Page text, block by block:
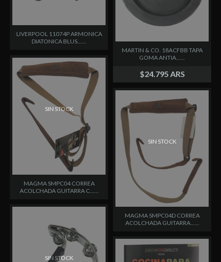
LIVERPOOL 11074P ARMONICA
DIATONICA BLUS......
MARTIN & CO. 18ACFBB TAPA
GOMA ANTIA......
$24.795 ARS
SIN STOCK
MAGMA SMPC04 CORREA
ACOLCHADA GUITARRA C......
SIN STOCK
MAGMA SMPC04D CORREA
ACOLCHADA GUITARRA......
SIN STOCK